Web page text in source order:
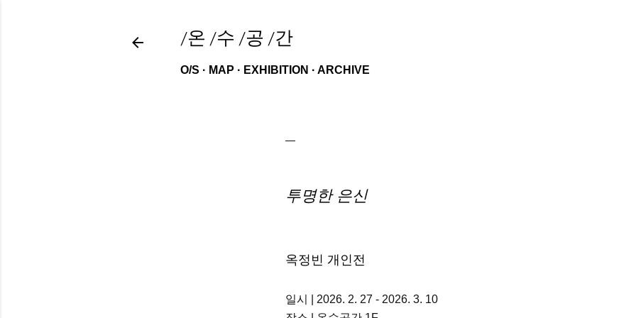
/온 /수 /공 /간
O/S MAP EXHIBITION ARCHIVE
투명한 은신
옥정빈 개인전
일시 | 2026. 2. 27 - 2026. 3. 10